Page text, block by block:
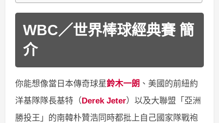
WBC／世界棒球經典賽 簡
介
你能想像當日本傳奇球星鈴木一朗 、美國的前紐約
洋基隊隊長基特（Derek Jeter）以及大聯盟「亞洲
勝投王」的南韓朴贊浩同時都批上自己國家隊戰袍